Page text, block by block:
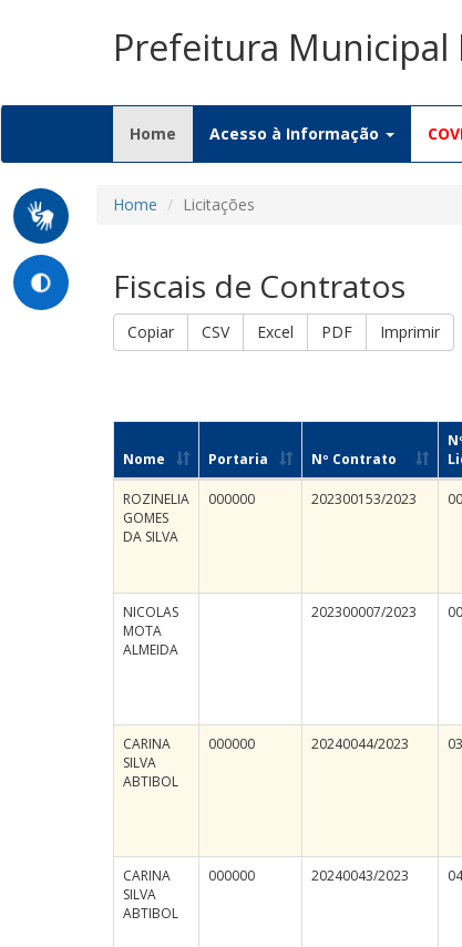
Prefeitura Municipal
Home (current)
Acesso à Informação
Home Licitações
Fiscais de Contratos
Copiar CSV Excel PDF Imprimir
Nome Portaria Nº Contrato
ROZINELIA
GOMES
DA SILVA
000000 202300153/2023
NICOLAS
MOTA
ALMEIDA
202300007/2023
CARINA
SILVA
ABTIBOL
000000 20240044/2023
CARINA
SILVA
ABTIBOL
000000 20240043/2023